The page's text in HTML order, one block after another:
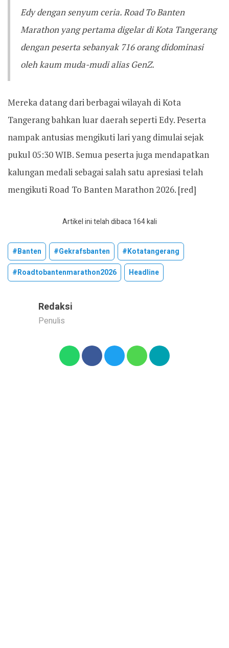
Edy dengan senyum ceria. ‎‎Road To Banten
Marathon yang pertama digelar di Kota Tangerang
dengan peserta sebanyak 716 orang didominasi
oleh kaum muda-mudi alias GenZ.
Mereka datang dari berbagai wilayah di Kota
Tangerang bahkan luar daerah seperti Edy. Peserta
nampak antusias mengikuti lari yang dimulai sejak
pukul 05:30 WIB. ‎‎Semua peserta juga mendapatkan
kalungan medali sebagai salah satu apresiasi telah
mengikuti Road To Banten Marathon 2026. ‎[red]
Artikel ini telah dibaca 164 kali
#banten #gekrafsbanten
#kotatangerang
#roadtobantenmarathon2026
Headline
Redaksi
Penulis